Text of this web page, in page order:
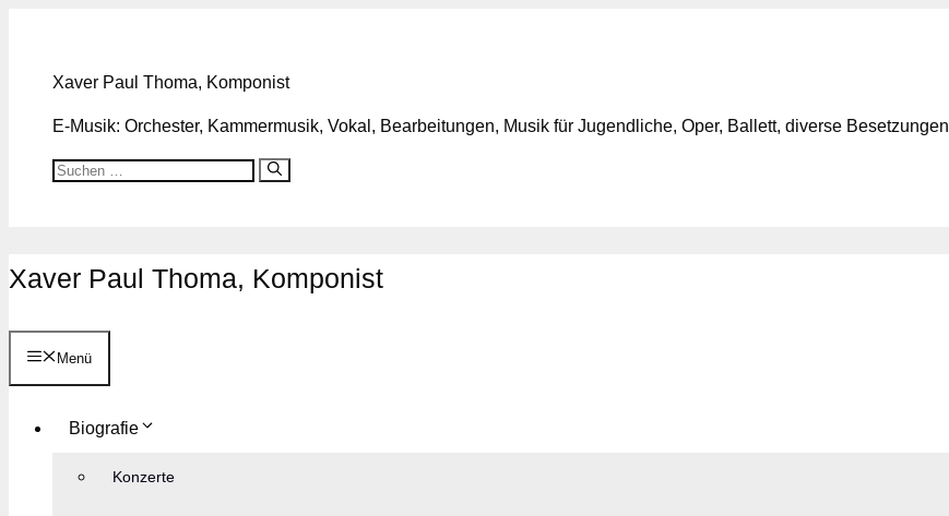
springen
Xaver Paul Thoma, Komponist
E-Musik: Orchester, Kammermusik, Vokal, Bearbeitungen, Musik für Jugendliche, Oper, Ballett, diverse Besetzungen
Suchen
Xaver Paul Thoma, Komponist
Menü
Biografie
Konzerte